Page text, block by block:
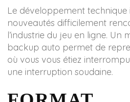
Le développement technique
nouveautés difficilement
l’industrie du jeu en ligne. Un
backup auto permet de
où vous vous étiez
une interruption soudaine.